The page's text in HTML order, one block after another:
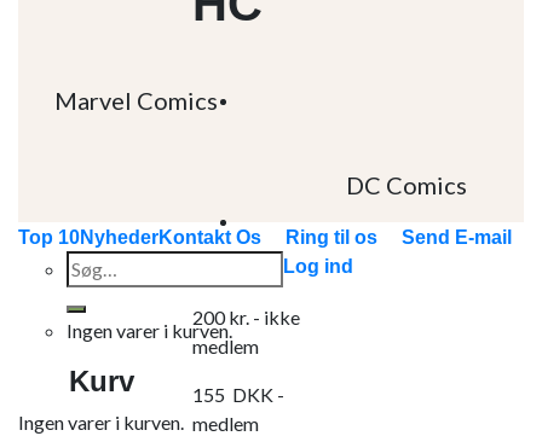
Marvel Comics
DC Comics
Top 10NyhederKontakt Os Ring til os Send E-mail
Søg
efter:
Log ind
Ingen varer i kurven.
Kurv
Ingen varer i kurven.
200kr. - ikke
medlem
155 DKK -
medlem